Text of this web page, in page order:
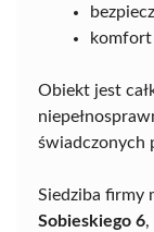
Obiekt jest
świadczonych
Siedziba firmy
Sobieskiego 6,